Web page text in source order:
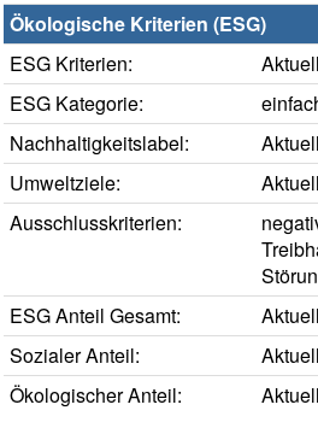
Ökologische Kriterien (ESG)
ESG Kriterien:
ESG Kategorie:
Nachhaltigkeitslabel:
Umweltziele:
Ausschlusskriterien:
ESG Anteil Gesamt:
Sozialer Anteil:
Ökologischer Anteil: